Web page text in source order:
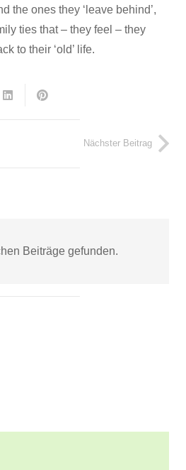
the ones they ‘leave behind’,
ties that – they feel – they
to their ‘old’ life.
Nächster Beitrag
Beiträge gefunden.